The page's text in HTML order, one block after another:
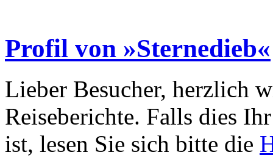
Profil von »Sternedieb«
Lieber Besucher, herzlich
Reiseberichte. Falls dies
ist, lesen Sie sich bitte die